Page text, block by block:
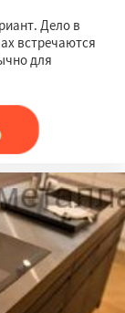
Дело в
встречаются
для